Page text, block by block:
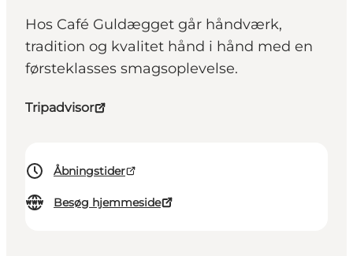
Hos Café Guldægget går håndværk,
tradition og kvalitet hånd i hånd med en
førsteklasses smagsoplevelse.
Tripadvisor
Åbningstider
Besøg hjemmeside